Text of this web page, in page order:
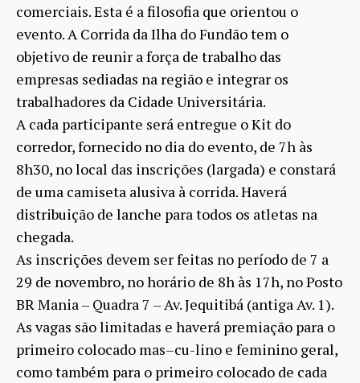
comerciais. Esta é a filosofia que orientou o
evento. A Corrida da Ilha do Fundão tem o
objetivo de reunir a força de trabalho das
empresas sediadas na região e integrar os
trabalhadores da Cidade Universitária.
A cada participante será entregue o Kit do
corredor, fornecido no dia do evento, de 7h às
8h30, no local das inscrições (largada) e constará
de uma camiseta alusiva à corrida. Haverá
distribuição de lanche para todos os atletas na
chegada.
As inscrições devem ser feitas no período de 7 a
29 de novembro, no horário de 8h às 17h, no Posto
BR Mania – Quadra 7 – Av. Jequitibá (antiga Av. 1).
As vagas são limitadas e haverá premiação para o
primeiro colocado mas–cu-lino e feminino geral,
como também para o primeiro colocado de cada